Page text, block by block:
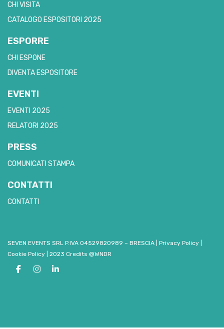
CHI VISITA
CATALOGO ESPOSITORI 2025
ESPORRE
CHI ESPONE
DIVENTA ESPOSITORE
EVENTI
EVENTI 2025
RELATORI 2025
PRESS
COMUNICATI STAMPA
CONTATTI
CONTATTI
SEVEN EVENTS SRL P.IVA 04529820989 – BRESCIA Privacy Policy
Cookie Policy
2023 Credits @WNDR